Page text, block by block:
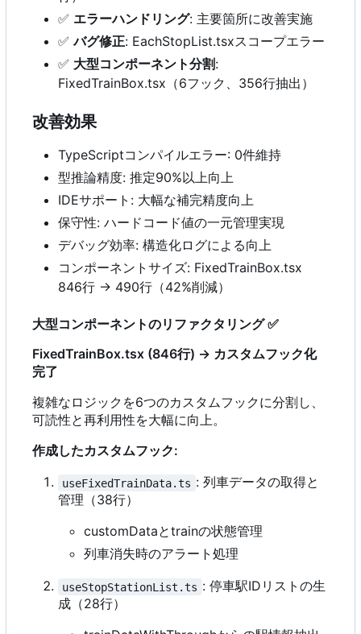
✅ エラーハンドリング: 主要箇所に改善実施
✅ バグ修正: EachStopList.tsxスコープエラー
✅ 大型コンポーネント分割:
FixedTrainBox.tsx （6フック、356行抽出）
改善効果
TypeScriptコンパイルエラー: 0件維持
型推論精度: 推定90%以上向上
IDEサポート: 大幅な補完精度向上
保守性: ハードコード値の一元管理実現
デバッグ効率: 構造化ログによる向上
コンポーネントサイズ: FixedTrainBox.tsx
846行 → 490行（42%削減）
大型コンポーネントのリファクタリング✅
FixedTrainBox.tsx (846行) → カスタムフック化
完了
複雑なロジックを6つのカスタムフックに分割し、
可読性と再利用性を大幅に向上。
作成したカスタムフック:
useFixedTrainData.ts : 列車データの取得と
管理（38行）
customDataとtrainの状態管理
列車消失時のアラート処理
useStopStationList.ts : 停車駅IDリストの生
成（28行）